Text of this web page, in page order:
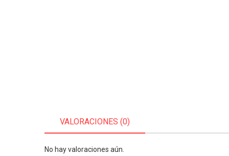
VALORACIONES (0)
No hay valoraciones aún.